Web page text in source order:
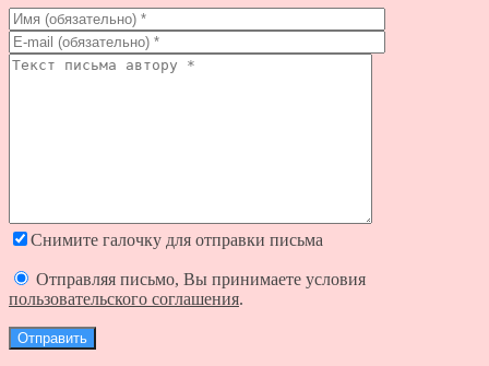
Снимите галочку для отправки письма
Отправляя письмо, Вы принимаете условия
пользовательского соглашения.